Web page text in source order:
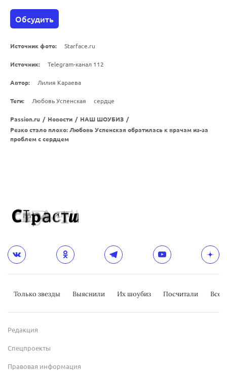
Обсудить
Источник фото: Starface.ru
Источник: Telegram-канал 112
Автор: Лилия Караева
Теги: Любовь Успенская сердце
Passion.ru / Новости / НАШ ШОУБИЗ /
Резко стало плохо: Любовь Успенская обратилась к врачам из-за
проблем с сердцем
Только звезды Выяснили Их шоубиз Посчитали
Редакция
Спецпроекты
Правовая информация